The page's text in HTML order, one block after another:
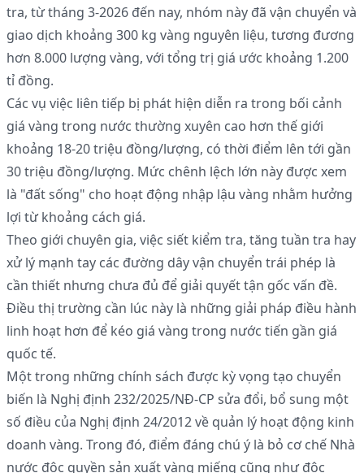
tra, từ tháng 3-2026 đến nay, nhóm này đã vận chuyển và
giao dịch khoảng 300 kg vàng nguyên liệu, tương đương
hơn 8.000 lượng vàng, với tổng trị giá ước khoảng 1.200
tỉ đồng.
Các vụ việc liên tiếp bị phát hiện diễn ra trong bối cảnh
giá vàng trong nước thường xuyên cao hơn thế giới
khoảng 18-20 triệu đồng/lượng, có thời điểm lên tới gần
30 triệu đồng/lượng. Mức chênh lệch lớn này được xem
là "đất sống" cho hoạt động nhập lậu vàng nhằm hưởng
lợi từ khoảng cách giá.
Theo giới chuyên gia, việc siết kiểm tra, tăng tuần tra hay
xử lý mạnh tay các đường dây vận chuyển trái phép là
cần thiết nhưng chưa đủ để giải quyết tận gốc vấn đề.
Điều thị trường cần lúc này là những giải pháp điều hành
linh hoạt hơn để kéo giá vàng trong nước tiến gần giá
quốc tế.
Một trong những chính sách được kỳ vọng tạo chuyển
biến là Nghị định 232/2025/NĐ-CP sửa đổi, bổ sung một
số điều của Nghị định 24/2012 về quản lý hoạt động kinh
doanh vàng. Trong đó, điểm đáng chú ý là bỏ cơ chế Nhà
nước độc quyền sản xuất vàng miếng cũng như độc